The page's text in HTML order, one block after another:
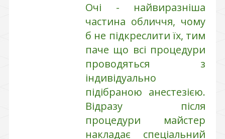
Очі - найвиразніша
частина обличчя, чому
б не підкреслити їх, тим
паче що всі процедури
проводяться з
індивідуально
підібраною анестезією.
Відразу після
процедури майстер
накладає спеціальний